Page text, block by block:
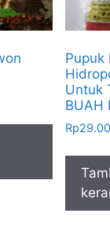
Pupuk
Untuk
BUAH
Rp